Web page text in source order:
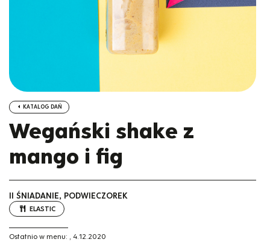
KATALOG DAŃ
Wegański shake z
mango i fig
II ŚNIADANIE, PODWIECZOREK
ELASTIC
Ostatnio w menu: , 4.12.2020